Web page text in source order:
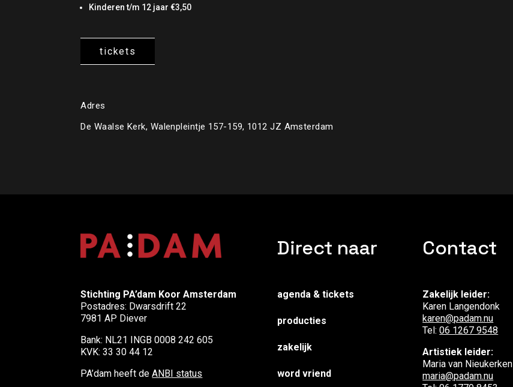
Kinderen t/m 12 jaar €3,50
tickets
Adres
De Waalse Kerk, Walenpleintje 157-159, 1012 JZ Amsterdam
Stichting PA’dam Koor Amsterdam
Postadres: Dwarsdrift 22
7981 AP Diever
Bank: NL21 INGB 0008 242 605
KVK: 33 30 44 12
PA’dam heeft deANBI status
Direct naar
agenda & tickets
producties
zakelijk
word vriend
Contact
Zakelijk leider:
Karen Langendonk
karen@padam.nu
Tel:06 1267 9548
Artistiek leider:
Maria van Nieukerken
maria@padam.nu